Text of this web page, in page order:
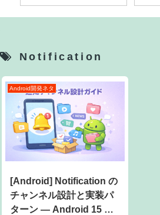
Notification
Android開発ネタ
[Android] Notification の
チャンネル設計と実装パ
ターン — Android 15 対